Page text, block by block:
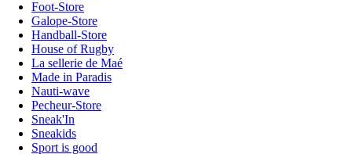
Foot-Store
Galope-Store
Handball-Store
House of Rugby
La sellerie de Maé
Made in Paradis
Nauti-wave
Pecheur-Store
Sneak'In
Sneakids
Sport is good